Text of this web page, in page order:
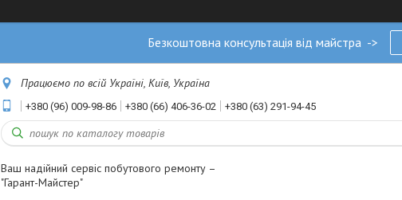
Безкоштовна консультація від майстра ->
Працюємо по всій Україні, Київ, Україна
+380 (96) 009-98-86 +380 (66) 406-36-02 +380 (63) 291-94-45
Ваш надійний сервіс побутового ремонту –
"Гарант-Майстер"